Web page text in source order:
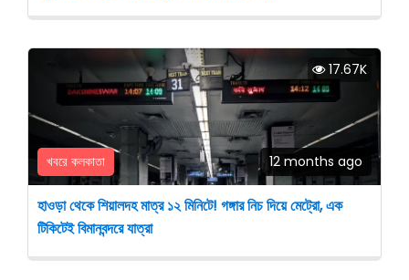
17.67K
খবরে কলকাতা 12 months ago
হাওড়া থেকে শিয়ালদহ মাত্র ১২ মিনিটে! গঙ্গার নিচ দিয়ে মেট্রো, এক
টিকিটেই বিমানবন্দরে যাত্রা